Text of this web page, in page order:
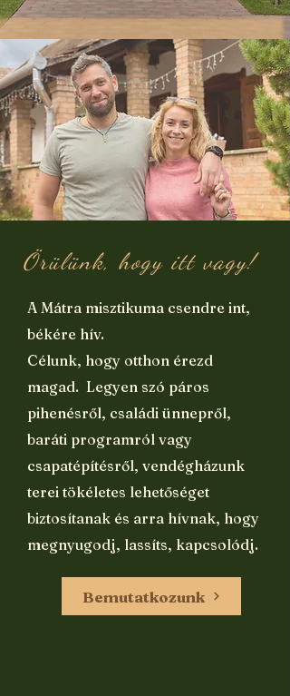
Örülünk, hogy itt vagy!
A Mátra misztikuma csendre int,
békére hív.
Célunk, hogy otthon érezd
magad. Legyen szó páros
pihenésről, családi ünnepről,
baráti programról vagy
csapatépítésről, vendégházunk
terei tökéletes lehetőséget
biztosítanak és arra hívnak, hogy
megnyugodj, lassíts, kapcsolódj.
Bemutatkozunk